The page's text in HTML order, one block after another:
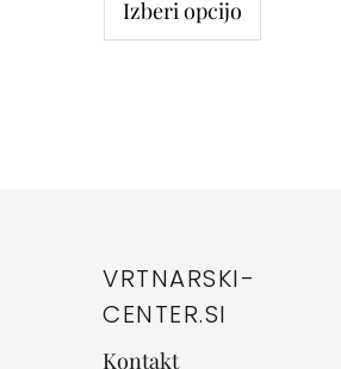
Izberi opcijo
VRTNARSKI-
CENTER.SI
Kontakt